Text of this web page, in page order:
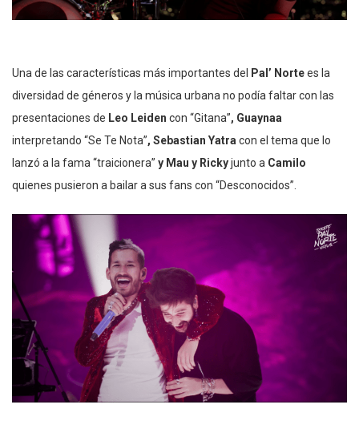
Una de las características más importantes del Pal’ Nortees la
diversidad de géneros y la música urbana no podía faltar con las
presentaciones de Leo Leiden con “Gitana”, Guaynaa
interpretando “Se Te Nota”, Sebastian Yatra con el tema que lo
lanzó a la fama “traicionera” y Mau y Rickyjunto a Camilo
quienes pusieron a bailar a sus fans con “Desconocidos”.